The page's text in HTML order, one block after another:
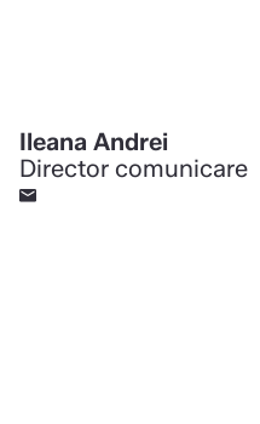
Ileana Andrei
Director comunicare